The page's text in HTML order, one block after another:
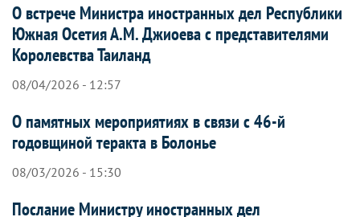
О встрече Министра иностранных дел Республики
Южная Осетия А.М. Джиоева с представителями
Королевства Таиланд
08/04/2026 - 12:57
О памятных мероприятиях в связи с 46-й
годовщиной теракта в Болонье
08/03/2026 - 15:30
Послание Министру иностранных дел